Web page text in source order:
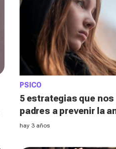
PSICO
5 estrategias que
padres a prevenir la
depresión de
hay 3 años